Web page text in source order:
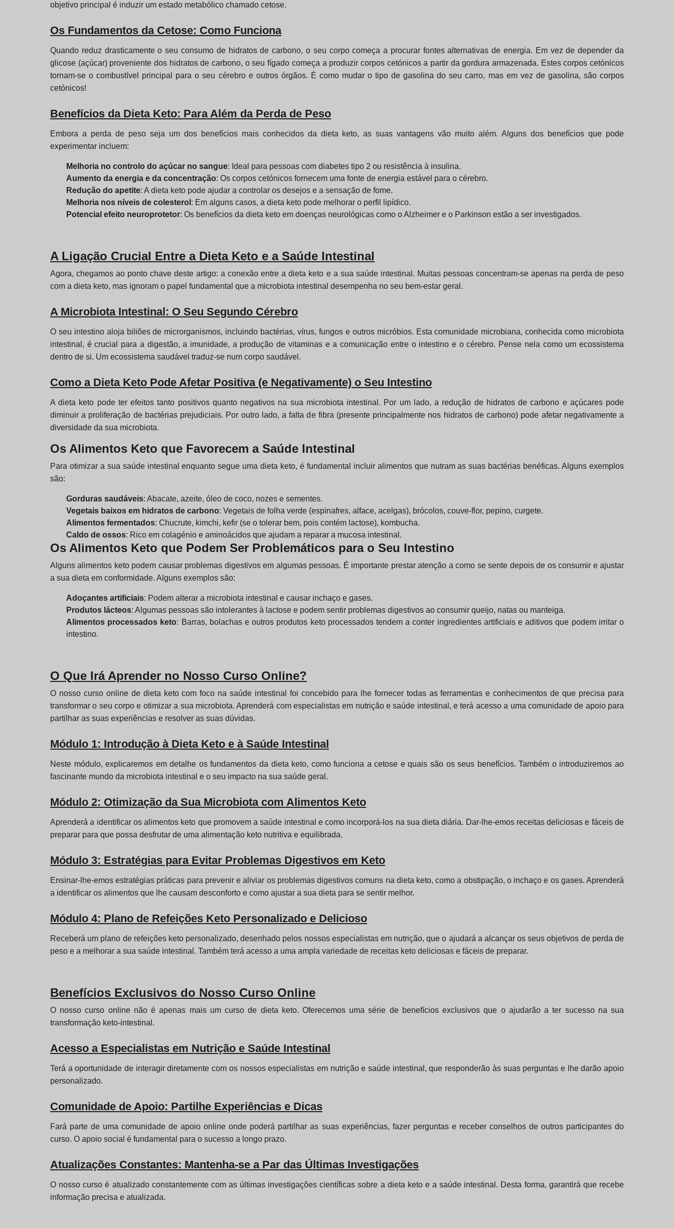
objetivo principal é induzir um estado metabólico chamado cetose.
Os Fundamentos da Cetose: Como Funciona
Quando reduz drasticamente o seu consumo de hidratos de carbono, o seu corpo começa a procurar fontes alternativas de energia. Em vez de depender da
glicose (açúcar) proveniente dos hidratos de carbono, o seu fígado começa a produzir corpos cetónicos a partir da gordura armazenada. Estes corpos cetónicos
tornam-se o combustível principal para o seu cérebro e outros órgãos. É como mudar o tipo de gasolina do seu carro, mas em vez de gasolina, são corpos
cetónicos!
Benefícios da Dieta Keto: Para Além da Perda de Peso
Embora a perda de peso seja um dos benefícios mais conhecidos da dieta keto, as suas vantagens vão muito além. Alguns dos benefícios que pode
experimentar incluem:
Melhoria no controlo do açúcar no sangue: Ideal para pessoas com diabetes tipo 2 ou resistência à insulina.
Aumento da energia e da concentração: Os corpos cetónicos fornecem uma fonte de energia estável para o cérebro.
Redução do apetite: A dieta keto pode ajudar a controlar os desejos e a sensação de fome.
Melhoria nos níveis de colesterol : Em alguns casos, a dieta keto pode melhorar o perfil lipídico.
Potencial efeito neuroprotetor: Os benefícios da dieta keto em doenças neurológicas como o Alzheimer e o Parkinson estão a ser investigados.
A Ligação Crucial Entre a Dieta Keto e a Saúde Intestinal
Agora, chegamos ao ponto chave deste artigo: a conexão entre a dieta keto e a sua saúde intestinal. Muitas pessoas concentram-se apenas na perda de peso
com a dieta keto, mas ignoram o papel fundamental que a microbiota intestinal desempenha no seu bem-estar geral.
A Microbiota Intestinal: O Seu Segundo Cérebro
O seu intestino aloja biliões de microrganismos, incluindo bactérias, vírus, fungos e outros micróbios. Esta comunidade microbiana, conhecida como microbiota
intestinal, é crucial para a digestão, a imunidade, a produção de vitaminas e a comunicação entre o intestino e o cérebro. Pense nela como um ecossistema
dentro de si. Um ecossistema saudável traduz-se num corpo saudável.
Como a Dieta Keto Pode Afetar Positiva (e Negativamente) o Seu Intestino
A dieta keto pode ter efeitos tanto positivos quanto negativos na sua microbiota intestinal. Por um lado, a redução de hidratos de carbono e açúcares pode
diminuir a proliferação de bactérias prejudiciais. Por outro lado, a falta de fibra (presente principalmente nos hidratos de carbono) pode afetar negativamente a
diversidade da sua microbiota.
Os Alimentos Keto que Favorecem a Saúde Intestinal
Para otimizar a sua saúde intestinal enquanto segue uma dieta keto, é fundamental incluir alimentos que nutram as suas bactérias benéficas. Alguns exemplos
são:
Gorduras saudáveis: Abacate, azeite, óleo de coco, nozes e sementes.
Vegetais baixos em hidratos de carbono: Vegetais de folha verde (espinafres, alface, acelgas), brócolos, couve-flor, pepino, curgete.
Alimentos fermentados: Chucrute, kimchi, kefir (se o tolerar bem, pois contém lactose), kombucha.
Caldo de ossos: Rico em colagénio e aminoácidos que ajudam a reparar a mucosa intestinal.
Os Alimentos Keto que Podem Ser Problemáticos para o Seu Intestino
Alguns alimentos keto podem causar problemas digestivos em algumas pessoas. É importante prestar atenção a como se sente depois de os consumir e ajustar
a sua dieta em conformidade. Alguns exemplos são:
Adoçantes artificiais: Podem alterar a microbiota intestinal e causar inchaço e gases.
Produtos lácteos: Algumas pessoas são intolerantes à lactose e podem sentir problemas digestivos ao consumir queijo, natas ou manteiga.
Alimentos processados keto: Barras, bolachas e outros produtos keto processados tendem a conter ingredientes artificiais e aditivos que podem irritar o
intestino.
O Que Irá Aprender no Nosso Curso Online?
O nosso curso online de dieta keto com foco na saúde intestinal foi concebido para lhe fornecer todas as ferramentas e conhecimentos de que precisa para
transformar o seu corpo e otimizar a sua microbiota. Aprenderá com especialistas em nutrição e saúde intestinal, e terá acesso a uma comunidade de apoio para
partilhar as suas experiências e resolver as suas dúvidas.
Módulo 1: Introdução à Dieta Keto e à Saúde Intestinal
Neste módulo, explicaremos em detalhe os fundamentos da dieta keto, como funciona a cetose e quais são os seus benefícios. Também o introduziremos ao
fascinante mundo da microbiota intestinal e o seu impacto na sua saúde geral.
Módulo 2: Otimização da Sua Microbiota com Alimentos Keto
Aprenderá a identificar os alimentos keto que promovem a saúde intestinal e como incorporá-los na sua dieta diária. Dar-lhe-emos receitas deliciosas e fáceis de
preparar para que possa desfrutar de uma alimentação keto nutritiva e equilibrada.
Módulo 3: Estratégias para Evitar Problemas Digestivos em Keto
Ensinar-lhe-emos estratégias práticas para prevenir e aliviar os problemas digestivos comuns na dieta keto, como a obstipação, o inchaço e os gases. Aprenderá
a identificar os alimentos que lhe causam desconforto e como ajustar a sua dieta para se sentir melhor.
Módulo 4: Plano de Refeições Keto Personalizado e Delicioso
Receberá um plano de refeições keto personalizado, desenhado pelos nossos especialistas em nutrição, que o ajudará a alcançar os seus objetivos de perda de
peso e a melhorar a sua saúde intestinal. Também terá acesso a uma ampla variedade de receitas keto deliciosas e fáceis de preparar.
Benefícios Exclusivos do Nosso Curso Online
O nosso curso online não é apenas mais um curso de dieta keto. Oferecemos uma série de benefícios exclusivos que o ajudarão a ter sucesso na sua
transformação keto-intestinal.
Acesso a Especialistas em Nutrição e Saúde Intestinal
Terá a oportunidade de interagir diretamente com os nossos especialistas em nutrição e saúde intestinal, que responderão às suas perguntas e lhe darão apoio
personalizado.
Comunidade de Apoio: Partilhe Experiências e Dicas
Fará parte de uma comunidade de apoio online onde poderá partilhar as suas experiências, fazer perguntas e receber conselhos de outros participantes do
curso. O apoio social é fundamental para o sucesso a longo prazo.
Atualizações Constantes: Mantenha-se a Par das Últimas Investigações
O nosso curso é atualizado constantemente com as últimas investigações científicas sobre a dieta keto e a saúde intestinal. Desta forma, garantirá que recebe
informação precisa e atualizada.